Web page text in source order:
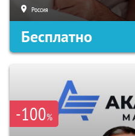
Россия
Бесплатно
-100%